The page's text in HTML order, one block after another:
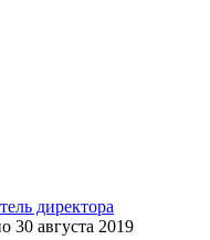
директора
30 августа 2019